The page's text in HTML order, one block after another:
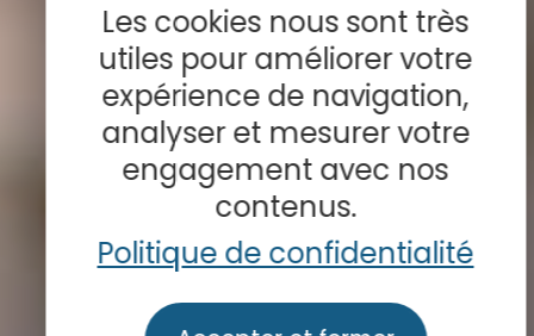
Les cookies nous sont très
utiles pour améliorer votre
expérience de navigation,
analyser et mesurer votre
engagement avec nos
contenus.
Politique de confidentialité
Le musée aux mille
donateurs